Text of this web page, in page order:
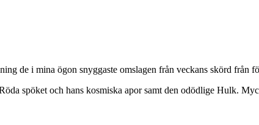
de i mina ögon snyggaste omslagen från veckans skörd från
spöket och hans kosmiska apor samt den odödlige Hulk.